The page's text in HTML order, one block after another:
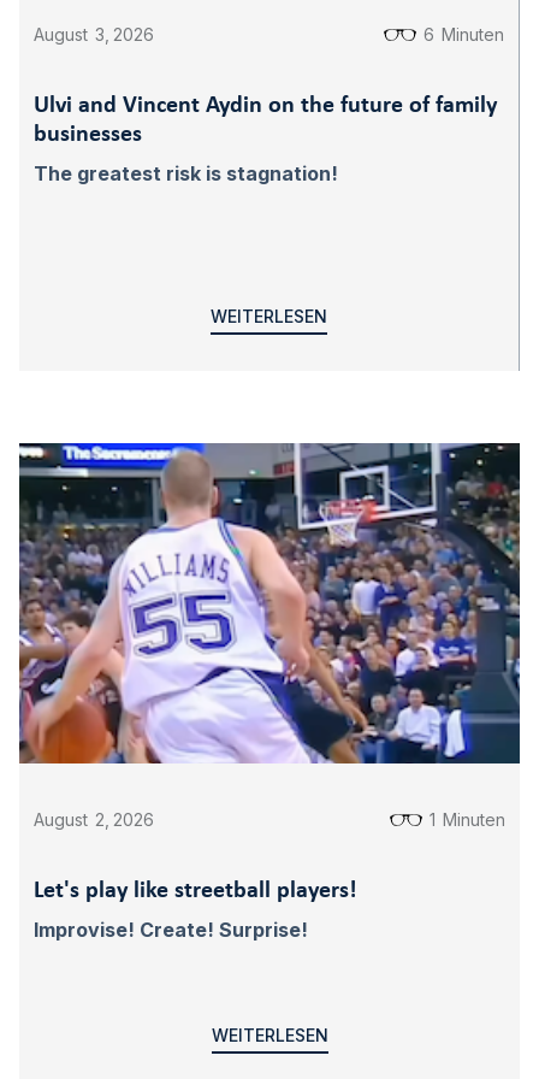
August 3 2026 6 Minuten
Ulvi and Vincent Aydin on the future of family
businesses
The greatest risk is stagnation!
WEITERLESEN
August 2 2026 1 Minuten
Let's play like streetball players!
Improvise! Create! Surprise!
WEITERLESEN